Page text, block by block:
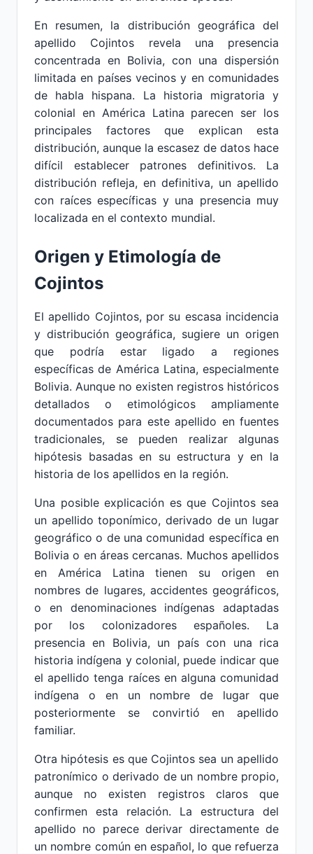
En resumen, la distribución geográfica del
apellido Cojintos revela una presencia
concentrada en Bolivia, con una dispersión
limitada en países vecinos y en comunidades
de habla hispana. La historia migratoria y
colonial en América Latina parecen ser los
principales factores que explican esta
distribución, aunque la escasez de datos hace
difícil establecer patrones definitivos. La
distribución refleja, en definitiva, un apellido
con raíces específicas y una presencia muy
localizada en el contexto mundial.
Origen y Etimología de
Cojintos
El apellido Cojintos, por su escasa incidencia
y distribución geográfica, sugiere un origen
que podría estar ligado a regiones
específicas de América Latina, especialmente
Bolivia. Aunque no existen registros históricos
detallados o etimológicos ampliamente
documentados para este apellido en fuentes
tradicionales, se pueden realizar algunas
hipótesis basadas en su estructura y en la
historia de los apellidos en la región.
Una posible explicación es que Cojintos sea
un apellido toponímico, derivado de un lugar
geográfico o de una comunidad específica en
Bolivia o en áreas cercanas. Muchos apellidos
en América Latina tienen su origen en
nombres de lugares, accidentes geográficos,
o en denominaciones indígenas adaptadas
por los colonizadores españoles. La
presencia en Bolivia, un país con una rica
historia indígena y colonial, puede indicar que
el apellido tenga raíces en alguna comunidad
indígena o en un nombre de lugar que
posteriormente se convirtió en apellido
familiar.
Otra hipótesis es que Cojintos sea un apellido
patronímico o derivado de un nombre propio,
aunque no existen registros claros que
confirmen esta relación. La estructura del
apellido no parece derivar directamente de
un nombre común en español, lo que refuerza